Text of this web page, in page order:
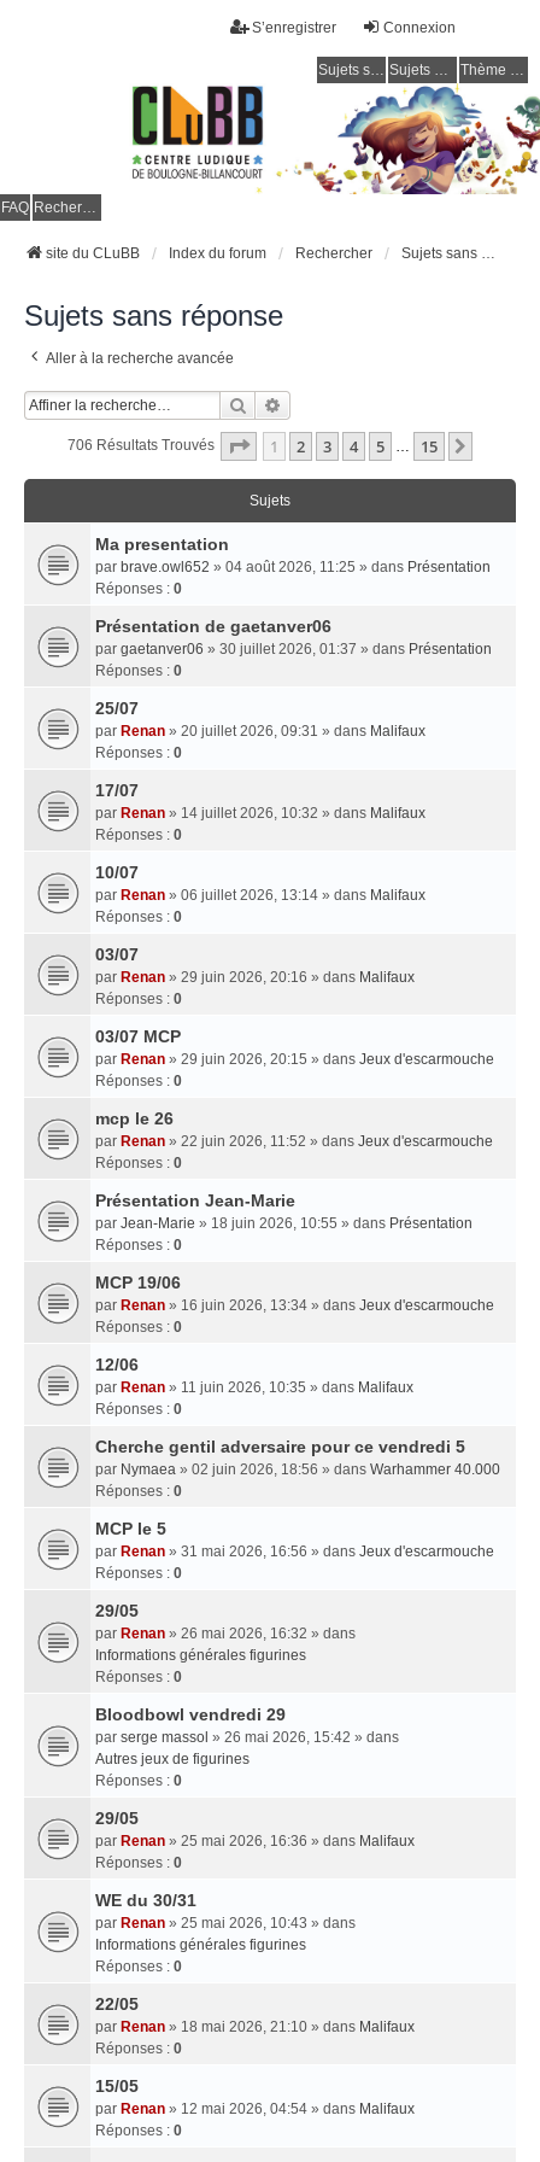
Connexion
S’enregistrer
Sujets sans réponse Sujets actifs Thème clair / foncé
FAQ Rechercher
site du CLuBB Index du forum Rechercher Sujets sans réponse
Sujets sans réponse
Aller à la recherche avancée
Rechercher
706 Résultats Trouvés Page 1Sur
1 2 3 4 5 … 15
Sujets
Ma presentation
par brave.owl652 » 04 août 2026, 11:25 » dans Présentation
Réponses : 0
Présentation de gaetanver06
par gaetanver06 » 30 juillet 2026, 01:37 » dans Présentation
Réponses : 0
25/07
par Renan » 20 juillet 2026, 09:31 » dans Malifaux
Réponses : 0
17/07
par Renan » 14 juillet 2026, 10:32 » dans Malifaux
Réponses : 0
10/07
par Renan » 06 juillet 2026, 13:14 » dans Malifaux
Réponses : 0
03/07
par Renan » 29 juin 2026, 20:16 » dans Malifaux
Réponses : 0
03/07 MCP
par Renan » 29 juin 2026, 20:15 » dans Jeux d'escarmouche
Réponses : 0
mcp le 26
par Renan » 22 juin 2026, 11:52 » dans Jeux d'escarmouche
Réponses : 0
Présentation Jean-Marie
par Jean-Marie » 18 juin 2026, 10:55 » dans Présentation
Réponses : 0
MCP 19/06
par Renan » 16 juin 2026, 13:34 » dans Jeux d'escarmouche
Réponses : 0
12/06
par Renan » 11 juin 2026, 10:35 » dans Malifaux
Réponses : 0
Cherche gentil adversaire pour ce vendredi 5
par Nymaea » 02 juin 2026, 18:56 » dans Warhammer 40.000
Réponses : 0
MCP le 5
par Renan » 31 mai 2026, 16:56 » dans Jeux d'escarmouche
Réponses : 0
29/05
par Renan » 26 mai 2026, 16:32 » dans
Informations générales figurines
Réponses : 0
Bloodbowl vendredi 29
par serge massol » 26 mai 2026, 15:42 » dans
Autres jeux de figurines
Réponses : 0
29/05
par Renan » 25 mai 2026, 16:36 » dans Malifaux
Réponses : 0
WE du 30/31
par Renan » 25 mai 2026, 10:43 » dans
Informations générales figurines
Réponses : 0
22/05
par Renan » 18 mai 2026, 21:10 » dans Malifaux
Réponses : 0
15/05
par Renan » 12 mai 2026, 04:54 » dans Malifaux
Réponses : 0